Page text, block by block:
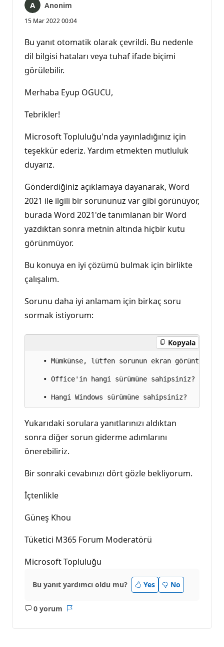
Anonim
15 Mar 2022 00:04
Bu yanıt otomatik olarak çevrildi. Bu nedenle
dil bilgisi hataları veya tuhaf ifade biçimi
görülebilir.
Merhaba Eyup OGUCU,
Tebrikler!
Microsoft Topluluğu'nda yayınladığınız için
teşekkür ederiz. Yardım etmekten mutluluk
duyarız.
Gönderdiğiniz açıklamaya dayanarak, Word
2021 ile ilgili bir sorununuz var gibi görünüyor,
burada Word 2021'de tanımlanan bir Word
yazdıktan sonra metnin altında hiçbir kutu
görünmüyor.
Bu konuya en iyi çözümü bulmak için birlikte
çalışalım.
Sorunu daha iyi anlamam için birkaç soru
sormak istiyorum:
Kopyala
• Mümkünse, lütfen sorunun ekran
   • Office'in hangi sürümüne sahipsiniz?
Yukarıdaki sorulara yanıtlarınızı aldıktan
sonra diğer sorun giderme adımlarını
önerebiliriz.
Bir sonraki cevabınızı dört gözle bekliyorum.
İçtenlikle
Güneş Khou
Tüketici M365 Forum Moderatörü
Microsoft Topluluğu
Bu yanıt yardımcı oldu mu? Yes No
0 yorum
Açıklama